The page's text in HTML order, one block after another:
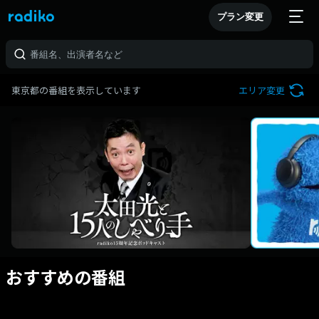
プラン変更
東京都の番組を表示しています エリア変更
おすすめの番組